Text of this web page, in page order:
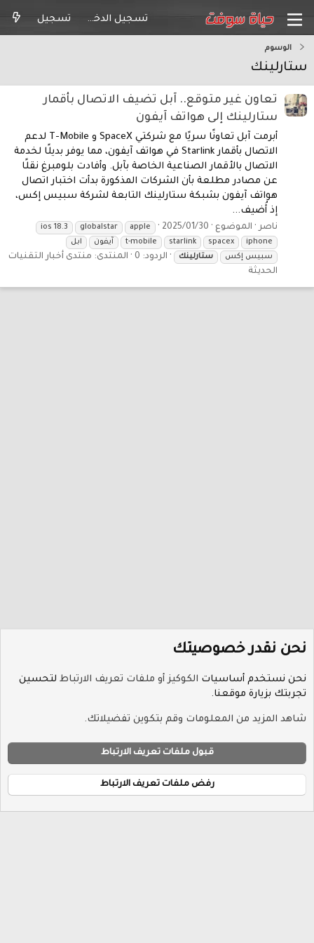
تسجيل الدخول تسجيل
الوسوم
ستارلينك
تعاون غير متوقع.. آبل تضيف الاتصال بأقمار
ستارلينك إلى هواتف آيفون
أبرمت آبل تعاونًا سريًا مع شركتي SpaceX و T-Mobile لدعم
الاتصال بأقمار Starlink في هواتف آيفون، مما يوفر بديلًا لخدمة
الاتصال بالأقمار الصناعية الخاصة بآبل. وأفادت بلومبرغ نقلًا
عن مصادر مطلعة بأن الشركات المذكورة بدأت اختبار اتصال
هواتف آيفون بشبكة ستارلينك التابعة لشركة سبيس إكس،
إذ أُضيف...
ناصر الموضوع 2025/01/30
apple
globalstar
ios 18.3
iphone
spacex
starlink
t-mobile آيفون
ابل
سبيس إكس
ستارلينك الردود: 0 المنتدى: منتدى أخبار التقنيات
الحديثة
سياسة الخصوصية
الرئيسية
S
®
نحن نقدر خصوصيتك
نحن نستخدم أساسيات الكوكيز أو ملفات تعريف الارتباط لتحسين
تجربتك بزيارة موقعنا.
شاهد المزيد من المعلومات وقم بتكوين تفضيلاتك.
قبول ملفات تعريف الارتباط
رفض ملفات تعريف الارتباط